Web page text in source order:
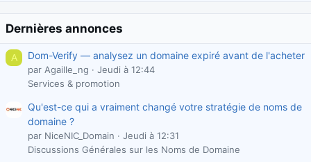
Dernières annonces
A Dom-Verify — analysez un domaine expiré avant de l'acheter
par Agaille_ng
Jeudi à 12:44
Services & promotion
Qu'est-ce qui a vraiment changé votre stratégie de noms de
domaine ?
par NiceNIC_Domain
Jeudi à 12:31
Discussions Générales sur les Noms de Domaine